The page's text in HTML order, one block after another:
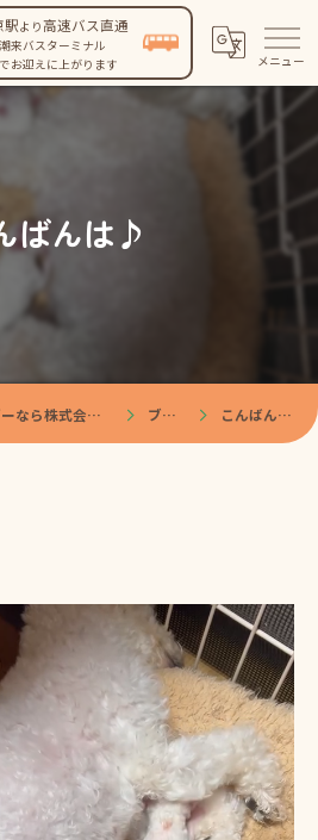
駅より高速バス直通
潮来バスターミナル
お迎えに上がります
ばんは♪
茨城県鉾田市のブリーダーなら株式会社BOWTY ブログ こんばんは♪